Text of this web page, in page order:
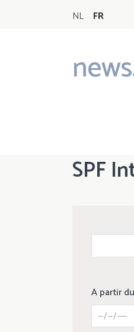
NL FR
Main
navigation
SPF
A partir du